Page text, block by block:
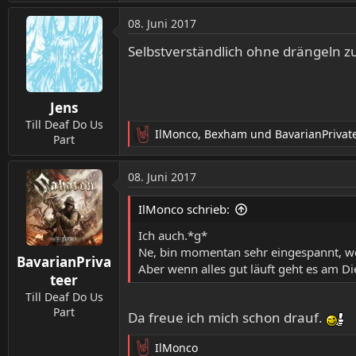
a
k
t
Jens
Till Deaf Do Us
Part
08. Juni 2017
Selbstverständlich ohne drängeln
R
e
a
k
t
o
n
e
n
IlMonco, Bexham und
BavarianPriva
teer
Till Deaf Do Us
Part
08. Juni 2017
IlMonco schrieb:
Ich auch.*g*
Ne, bin momentan sehr eingespannt,
Aber wenn alles gut läuft geht es am
Da freue ich mich schon drauf.
IlMonco